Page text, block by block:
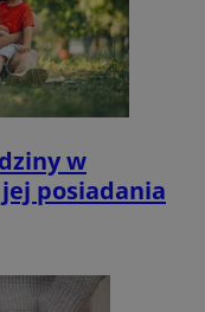
w
posiadania